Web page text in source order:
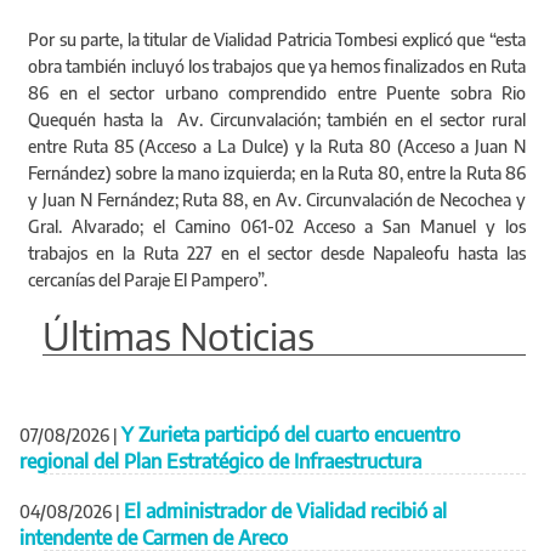
Por su parte, la titular de Vialidad Patricia Tombesi explicó que “esta
obra también incluyó los trabajos que ya hemos finalizados en Ruta
86 en el sector urbano comprendido entre Puente sobra Rio
Quequén hasta la Av. Circunvalación; también en el sector rural
entre Ruta 85 (Acceso a La Dulce) y la Ruta 80 (Acceso a Juan N
Fernández) sobre la mano izquierda; en la Ruta 80, entre la Ruta 86
y Juan N Fernández; Ruta 88, en Av. Circunvalación de Necochea y
Gral. Alvarado; el Camino 061-02 Acceso a San Manuel y los
trabajos en la Ruta 227 en el sector desde Napaleofu hasta las
cercanías del Paraje El Pampero”.
Últimas Noticias
07/08/2026 | Y Zurieta participó del cuarto encuentro
regional del Plan Estratégico de Infraestructura
04/08/2026 | El administrador de Vialidad recibió al
intendente de Carmen de Areco